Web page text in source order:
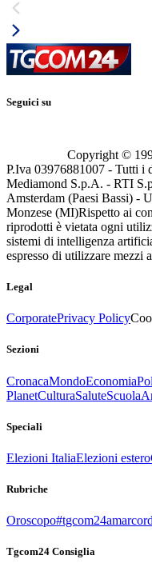
Seguici su
Copyright ©
P.Iva 03976881007 - Tutti i
Mediamond S.p.A. - RTI
Amsterdam (Paesi Bassi) -
Monzese (MI)Rispetto ai
riprodotti è vietata ogni
sistemi di intelligenza
espresso di utilizzare mezzi
Legal
CorporatePrivacy Policy
Sezioni
CronacaMondoEconomia
PlanetCulturaSaluteScuola
Speciali
Elezioni ItaliaElezioni estero
Rubriche
Oroscopo#tgcom24amarcord
Tgcom24 Consiglia